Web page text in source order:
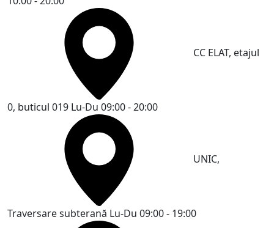
CC ELAT, etajul
0, buticul 019 Lu-Du 09:00 - 20:00
UNIC,
Traversare subterană Lu-Du 09:00 - 19:00